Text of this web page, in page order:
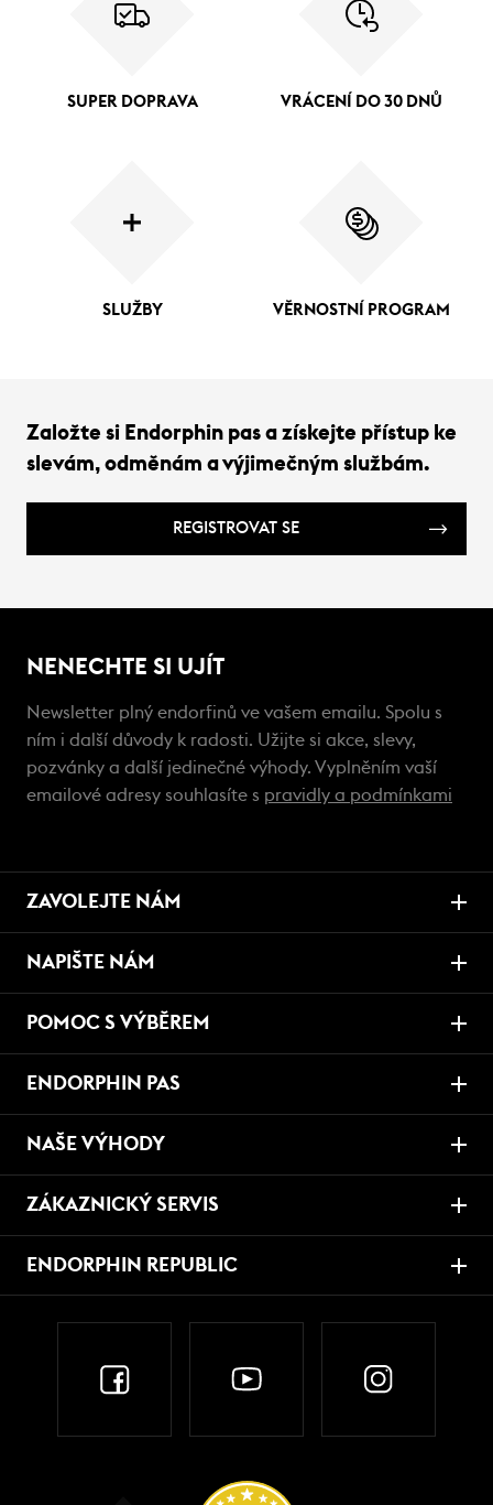
SUPER DOPRAVA VRÁCENÍ DO 30 DNŮ
SLUŽBY VĚRNOSTNÍ PROGRAM
Založte si Endorphin pas a získejte přístup ke
slevám, odměnám a výjimečným službám.
REGISTROVAT SE
NENECHTE SI UJÍT
Newsletter plný endorfinů ve vašem emailu. Spolu s
ním i další důvody k radosti. Užijte si akce, slevy,
pozvánky a další jedinečné výhody. Vyplněním vaší
emailové adresy souhlasíte s pravidly a podmínkami
ZAVOLEJTE NÁM
NAPIŠTE NÁM
POMOC S VÝBĚREM
ENDORPHIN PAS
NAŠE VÝHODY
ZÁKAZNICKÝ SERVIS
ENDORPHIN REPUBLIC